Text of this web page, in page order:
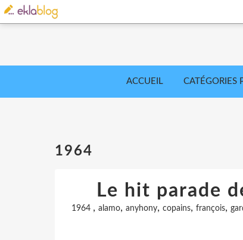
ACCUEIL CATÉGORIES
1964
Le hit parade
1964 , alamo, anyhony, copains, françois,